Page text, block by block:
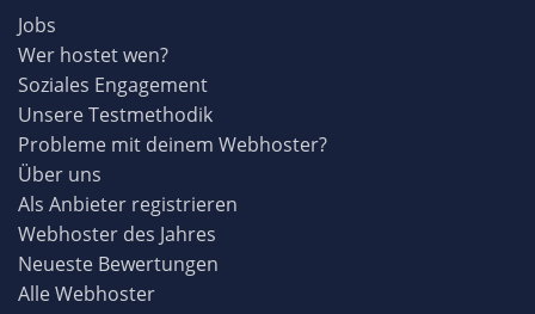
Jobs
Wer hostet wen?
Soziales Engagement
Unsere Testmethodik
Probleme mit deinem Webhoster?
Über uns
Als Anbieter registrieren
Webhoster des Jahres
Neueste Bewertungen
Alle Webhoster